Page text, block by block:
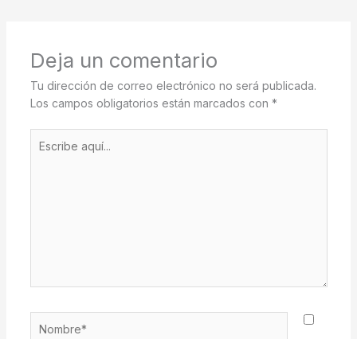
Deja un comentario
Tu dirección de correo electrónico no será publicada.
Los campos obligatorios están marcados con *
aquí...